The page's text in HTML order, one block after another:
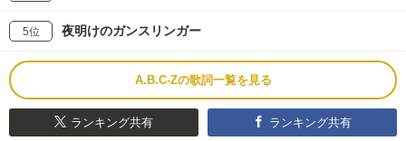
5位 夜明けのガンスリンガー
A.B.C-Zの歌詞一覧を見る
ランキング共有 ランキング共有